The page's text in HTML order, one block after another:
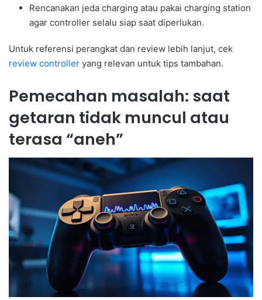
Rencanakan jeda charging atau pakai charging station
agar controller selalu siap saat diperlukan.
Untuk referensi perangkat dan review lebih lanjut, cek
review controller yang relevan untuk tips tambahan.
Pemecahan masalah: saat
getaran tidak muncul atau
terasa “aneh”